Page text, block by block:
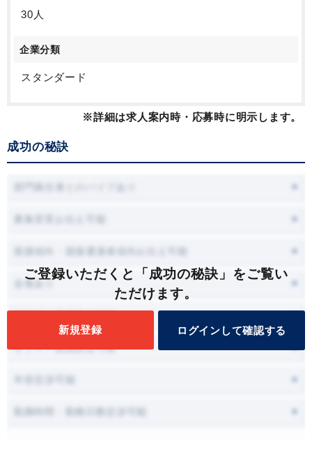
30人
企業分類
スタンダード
※詳細は求人案内時・応募時に明示します。
成功の秘訣
ご登録いただくと「成功の秘訣」をご覧い
ただけます。
新規登録 ログインして確認する
会食あり
オファー面談設定可能